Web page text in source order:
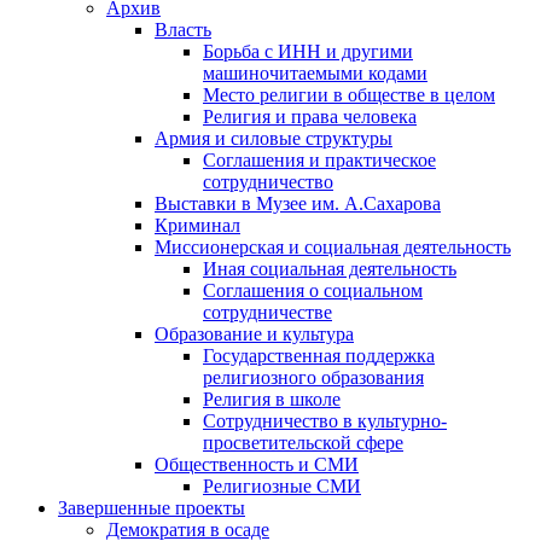
Архив
Власть
Борьба с ИНН и другими
машиночитаемыми кодами
Место религии в обществе в целом
Религия и права человека
Армия и силовые структуры
Соглашения и практическое
сотрудничество
Выставки в Музее им. А.Сахарова
Криминал
Миссионерская и социальная деятельность
Иная социальная деятельность
Соглашения о социальном
сотрудничестве
Образование и культура
Государственная поддержка
религиозного образования
Религия в школе
Сотрудничество в культурно-
просветительской сфере
Общественность и СМИ
Религиозные СМИ
Завершенные проекты
Демократия в осаде